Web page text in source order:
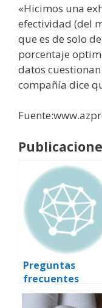
«Hicimos una
efectividad (del
que es de solo
porcentaje
datos
compañía dice
Preguntas
frecuentes
acerca de los
métodos